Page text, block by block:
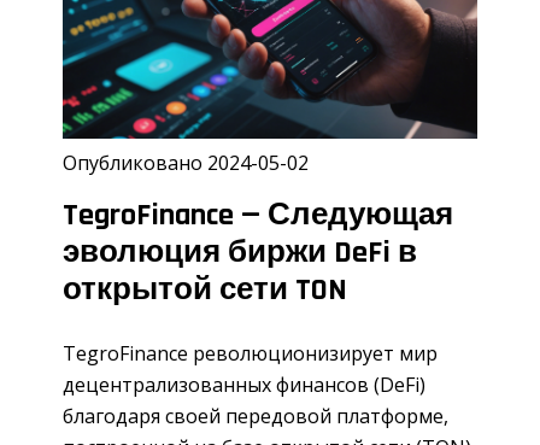
Опубликовано 2024-05-02
TegroFinance — Следующая
эволюция биржи DeFi в
открытой сети TON
TegroFinance революционизирует мир
децентрализованных финансов (DeFi)
благодаря своей передовой платформе,